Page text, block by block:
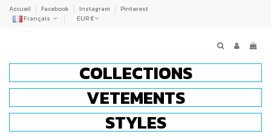
Accueil Facebook Instagram
Pinterest
Français
EUR €
COLLECTIONS
VETEMENTS
STYLES